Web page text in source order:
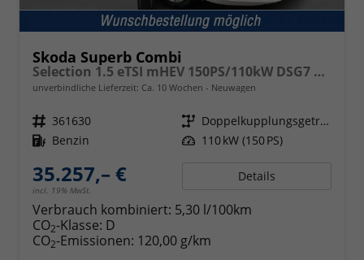
Skoda Superb Combi
Selection 1.5 eTSI mHEV 150PS/110kW DSG7 2026
unverbindliche Lieferzeit: Ca. 10 Wochen Neuwagen
Fahrzeugnr. 361630 Getriebe
Doppelkupplungsgetriebe (DSG)
Kraftstoff Benzin Leistung 110 kW (150 PS)
35.257,– €
incl. 19% MwSt.
Details
Verbrauch kombiniert: 5,30 l/100km
CO2-Klasse: D
CO2-Emissionen: 120,00 g/km